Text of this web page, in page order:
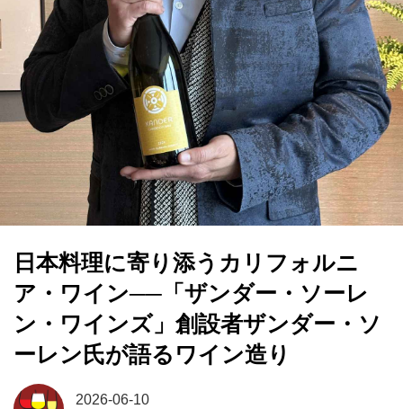
日本料理に寄り添うカリフォルニ
ア・ワイン──「ザンダー・ソーレ
ン・ワインズ」創設者ザンダー・ソ
ーレン氏が語るワイン造り
2026-06-10